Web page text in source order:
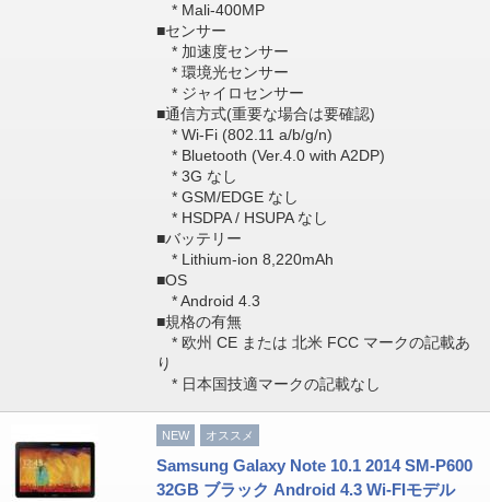
* Mali-400MP
■センサー
* 加速度センサー
* 環境光センサー
* ジャイロセンサー
■通信方式(重要な場合は要確認)
* Wi-Fi (802.11 a/b/g/n)
* Bluetooth (Ver.4.0 with A2DP)
* 3G なし
* GSM/EDGE なし
* HSDPA / HSUPA なし
■バッテリー
* Lithium-ion 8,220mAh
■OS
* Android 4.3
■規格の有無
* 欧州 CE または 北米 FCC マークの記載あ
り
* 日本国技適マークの記載なし
NEW オススメ
Samsung Galaxy Note 10.1 2014 SM-P600
32GB ブラック Android 4.3 Wi-FIモデル